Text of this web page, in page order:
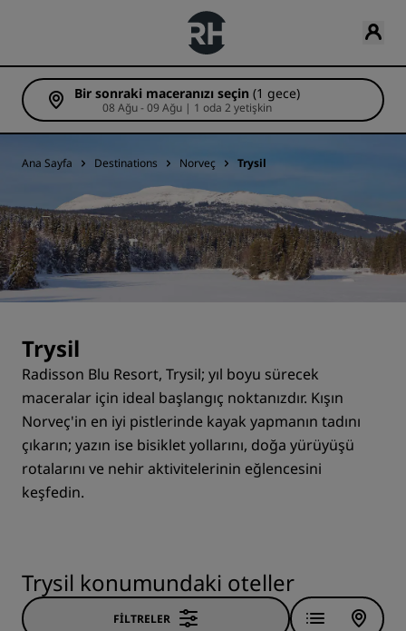
Bir sonraki maceranızı seçin (1 gece)
08 Ağu - 09 Ağu | 1 oda 2 yetişkin
Ana Sayfa Destinations Norveç Trysil
Trysil
Radisson Blu Resort, Trysil; yıl boyu sürecek
maceralar için ideal başlangıç noktanızdır. Kışın
Norveç'in en iyi pistlerinde kayak yapmanın tadını
çıkarın; yazın ise bisiklet yollarını, doğa yürüyüşü
rotalarını ve nehir aktivitelerinin eğlencesini
keşfedin.
Trysil konumundaki oteller
FILTRELER